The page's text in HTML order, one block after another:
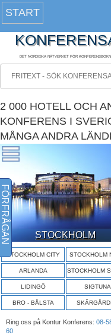
START
DET NORDISKA NÄTVERKET FÖR
2 000 HOTELL OCH
KONFERENS I
MÅNGA ANDRA
STOCKHOLM
STOCKHOLM CITY STOCKHOLM
ARLANDA STOCKHOLM
LIDINGÖ SIGTUNA
BRO - BÅLSTA
Ring oss på Kontur Konferens: 08-
60
FÖRFRÅGAN